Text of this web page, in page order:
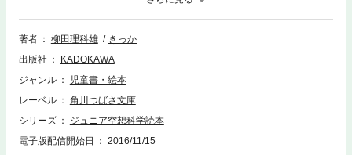
著者 柳田理科雄
きっか
出版社
KADOKAWA
ジャンル
児童書・絵本
レーベル
角川つばさ文庫
シリーズ
ジュニア空想科学読本
電子版配信開始日
2016/11/15